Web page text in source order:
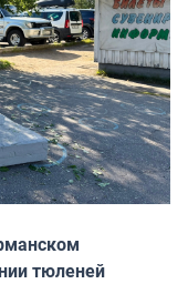
тюленей